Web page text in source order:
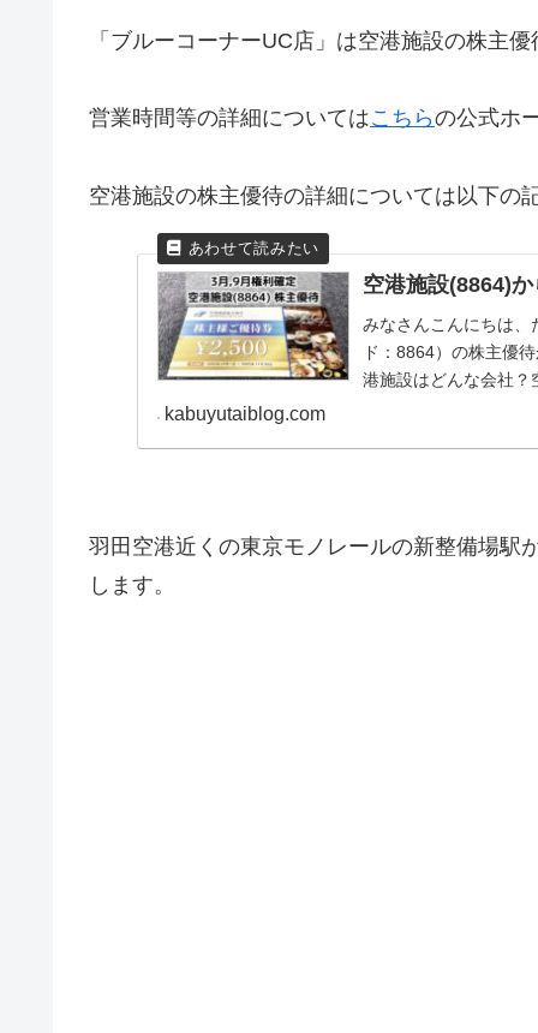
「ブルーコーナーUC店」は空港施設の株主優
営業時間等の詳細についてはこちらの公式ホ
空港施設の株主優待の詳細については以下の
空港施設(8864)
みなさんこんにちは、
ド：8864）の株主優
港施設はどんな会社？
kabuyutaiblog.com
羽田空港近くの東京モノレールの新整備場駅
します。